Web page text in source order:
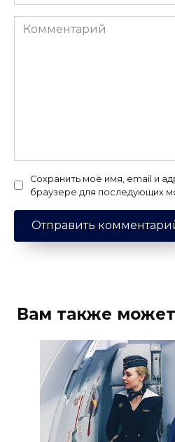
Комментарий
Сохранить моё имя, email и
браузере для последующих
Вам также